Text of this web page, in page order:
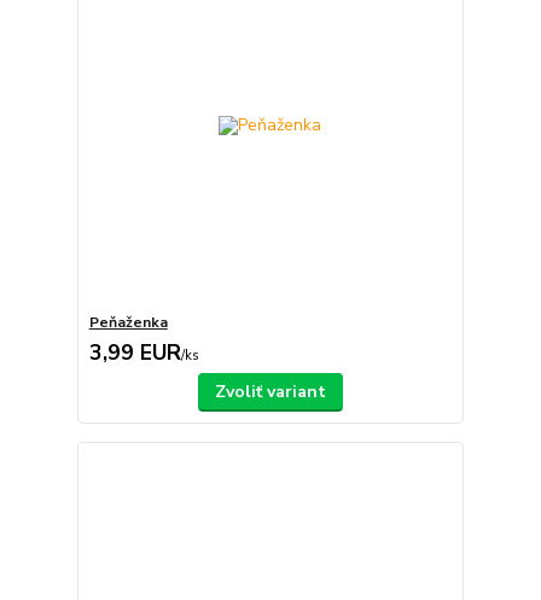
Peňaženka
3,99 EUR/ks
Zvoliť variant